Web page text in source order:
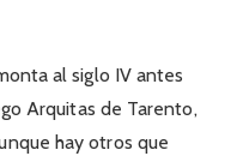
al siglo IV antes
Arquitas de Tarento,
hay otros que